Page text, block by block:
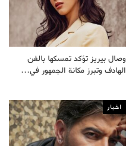
وصال بيريز تؤكد تمسكها بالفن
الهادف وتبرز مكانة الجمهور في…
اخبار